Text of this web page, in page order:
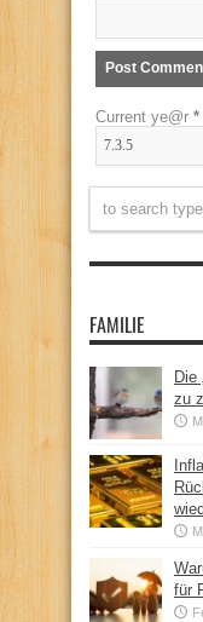
Current ye@r *
FAMILIE
Die
zu
für